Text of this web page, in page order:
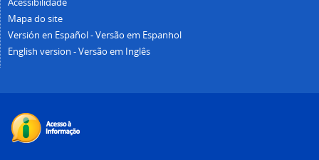
Acessibilidade
Mapa do site
Versión en Español - Versão em Espanhol
English version - Versão em Inglês